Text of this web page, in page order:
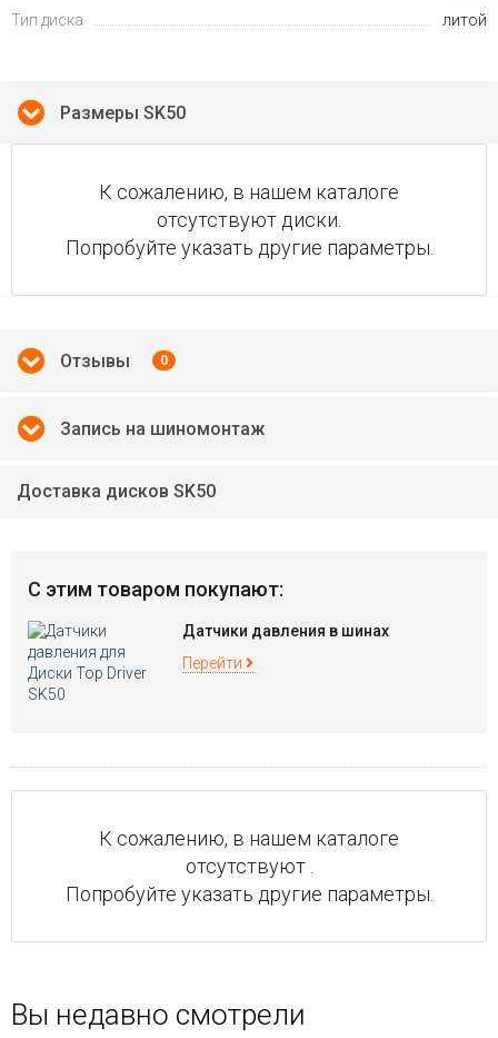
Тип диска
литой
Размеры SK50
К сожалению, в нашем каталоге
отсутствуют диски.
Попробуйте указать другие параметры.
Отзывы 0
Запись на шиномонтаж
Доставка дисков SK50
С этим товаром покупают:
Датчики давления в шинах
Перейти
К сожалению, в нашем каталоге
отсутствуют .
Попробуйте указать другие параметры.
Вы недавно смотрели